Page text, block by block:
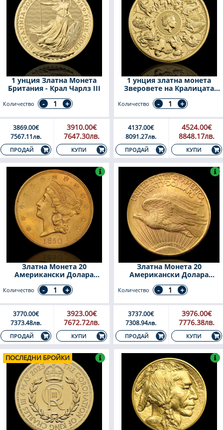
1 унция Златна Монета
Британия - Крал Чарлз III
Количество
3869.00€
7567.11лв.
ПРОДАЙ
3910.00€
7647.30лв.
КУПИ
1 унция златна монета
Зверовете на Кралицата
Финал
Количество
4137.00€
8091.27лв.
ПРОДАЙ
4524.00€
8848.17лв.
КУПИ
Златна Монета 20
Американски Долара
Liberty Head 1850-1907
Количество
3770.00€
7373.48лв.
ПРОДАЙ
3923.00€
7672.72лв.
КУПИ
Златна Монета 20
Американски Долара
Двоен Орел Saint- Gaudens
1907-1933
Количество
3737.00€
7308.94лв.
ПРОДАЙ
3976.00€
7776.38лв.
КУПИ
ПОСЛЕДНИ БРОЙКИ